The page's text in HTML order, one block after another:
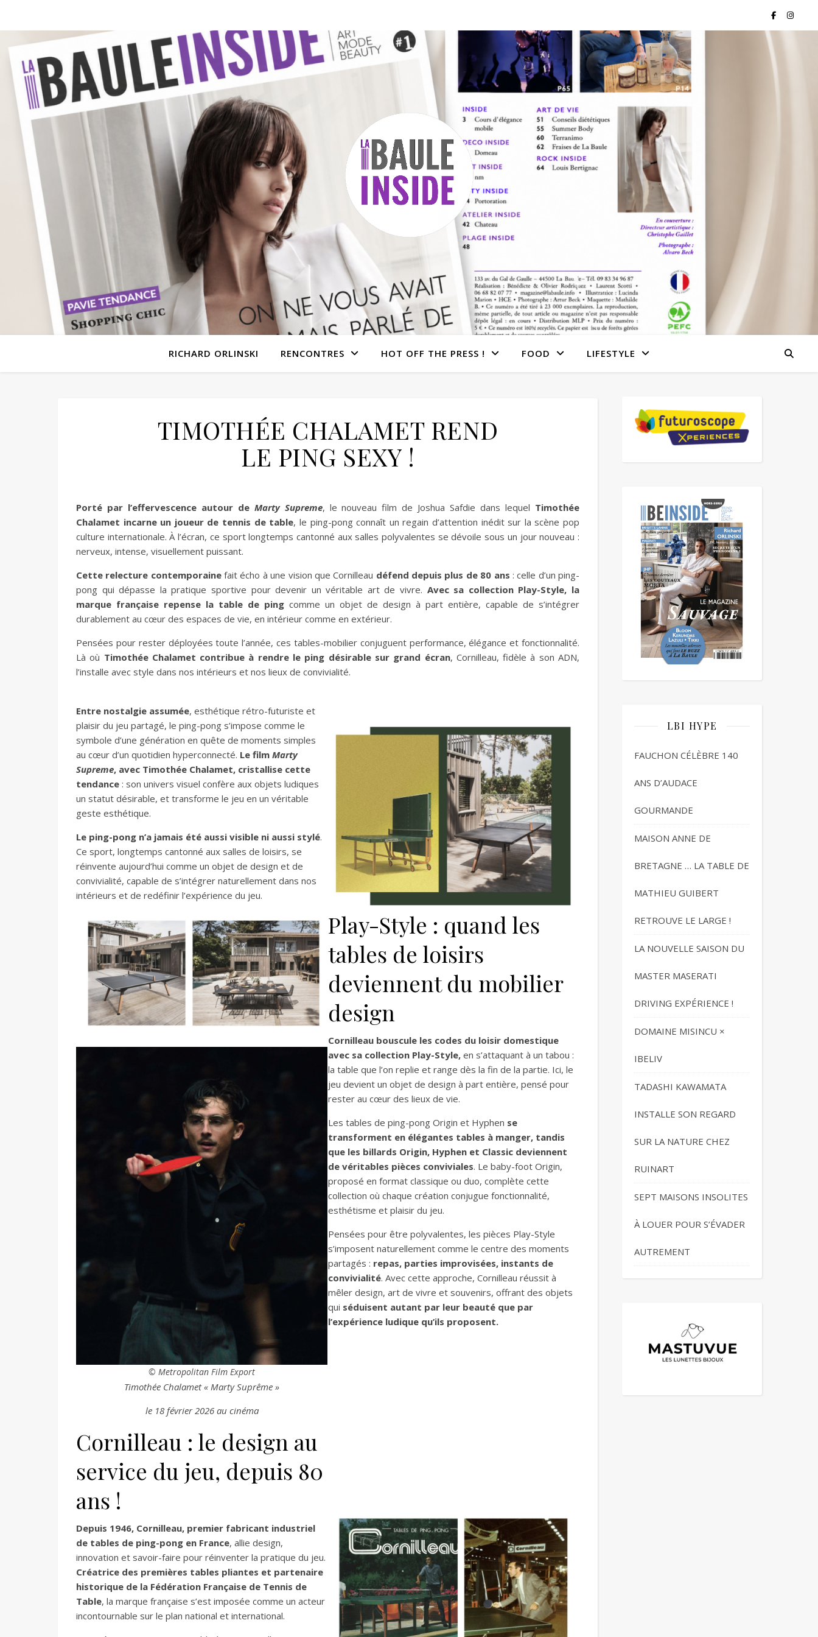
RICHARD ORLINSKI RENCONTRES HOT OFF THE PRESS ! FOOD LIFESTYLE
TIMOTHÉE CHALAMET REND
LE PING SEXY !
Porté par l’effervescence autour de Marty Supreme, le nouveau film de Joshua Safdie dans lequel Timothée
Chalamet incarne un joueur de tennis de table, le ping-pong connaît un regain d’attention inédit sur la scène pop
culture internationale. À l’écran, ce sport longtemps cantonné aux salles polyvalentes se dévoile sous un jour nouveau :
nerveux, intense, visuellement puissant.
Cette relecture contemporainefait écho à une vision que Cornilleau défend depuis plus de 80 ans : celle d’un ping-
pong qui dépasse la pratique sportive pour devenir un véritable art de vivre. Avec sa collection Play-Style, la
marque française repense la table de ping comme un objet de design à part entière, capable de s’intégrer
durablement au cœur des espaces de vie, en intérieur comme en extérieur.
Pensées pour rester déployées toute l’année, ces tables-mobilier conjuguent performance, élégance et fonctionnalité.
Là où Timothée Chalamet contribue à rendre le ping désirable sur grand écran, Cornilleau, fidèle à son ADN,
l’installe avec style dans nos intérieurs et nos lieux de convivialité.
Entre nostalgie assumée, esthétique rétro-futuriste et
plaisir du jeu partagé, le ping-pong s’impose comme le
symbole d’une génération en quête de moments simples
au cœur d’un quotidien hyperconnecté. Le film Marty
Supreme, avec Timothée Chalamet, cristallise cette
tendance : son univers visuel confère aux objets ludiques
un statut désirable, et transforme le jeu en un véritable
geste esthétique.
Le ping-pong n’a jamais été aussi visible ni aussi stylé.
Ce sport, longtemps cantonné aux salles de loisirs, se
réinvente aujourd’hui comme un objet de design et de
convivialité, capable de s’intégrer naturellement dans nos
intérieurs et de redéfinir l’expérience du jeu.
© Metropolitan Film Export
Timothée Chalamet « Marty Suprême »
le 18 février 2026 au cinéma
Play-Style : quand les
tables de loisirs
deviennent du mobilier
design
Cornilleau bouscule les codes du loisir domestique
avec sa collection Play-Style, en s’attaquant à un tabou :
la table que l’on replie et range dès la fin de la partie. Ici, le
jeu devient un objet de design à part entière, pensé pour
rester au cœur des lieux de vie.
Les tables de ping-pong Origin et Hyphen se
transforment en élégantes tables à manger, tandis
que les billards Origin, Hyphen et Classic deviennent
de véritables pièces conviviales. Le baby-foot Origin,
proposé en format classique ou duo, complète cette
collection où chaque création conjugue fonctionnalité,
esthétisme et plaisir du jeu.
Pensées pour être polyvalentes, les pièces Play-Style
s’imposent naturellement comme le centre des moments
partagés : repas, parties improvisées, instants de
convivialité. Avec cette approche, Cornilleau réussit à
mêler design, art de vivre et souvenirs, offrant des objets
qui séduisent autant par leur beauté que par
l’expérience ludique qu’ils proposent.
Cornilleau : le design au
service du jeu, depuis 80
ans !
Depuis 1946, Cornilleau, premier fabricant industriel
de tables de ping-pong en France, allie design,
innovation et savoir-faire pour réinventer la pratique du jeu.
Créatrice des premières tables pliantes et partenaire
historique de la Fédération Française de Tennis de
Table, la marque française s’est imposée comme un acteur
incontournable sur le plan national et international.
LBI HYPE
FAUCHON CÉLÈBRE 140
ANS D’AUDACE
GOURMANDE
MAISON ANNE DE
BRETAGNE … LA TABLE DE
MATHIEU GUIBERT
RETROUVE LE LARGE !
LA NOUVELLE SAISON DU
MASTER MASERATI
DRIVING EXPÉRIENCE !
DOMAINE MISINCU ×
IBELIV
TADASHI KAWAMATA
INSTALLE SON REGARD
SUR LA NATURE CHEZ
RUINART
SEPT MAISONS INSOLITES
À LOUER POUR S’ÉVADER
AUTREMENT